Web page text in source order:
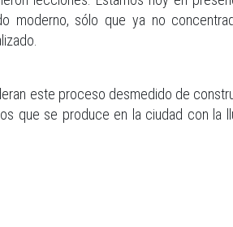
moderno, sólo que ya no
este proceso desmedido de
que se produce en la ciudad con la